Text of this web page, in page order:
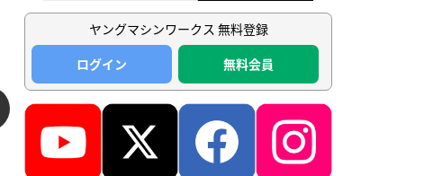
ヤングマシンワークス 無料登録
ログイン
無料会員